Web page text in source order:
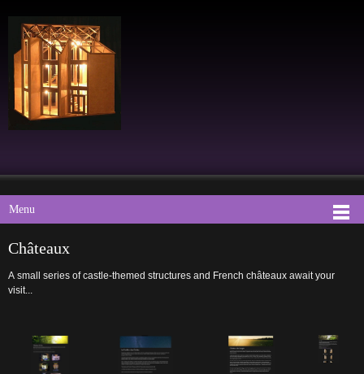
Menu
Châteaux
A small series of castle-themed structures and French châteaux await your
visit...